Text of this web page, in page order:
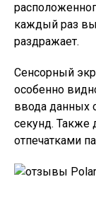
каждый раз
раздражает.
Сенсорный
особенно
ввода данных
секунд. Также
отпечатками